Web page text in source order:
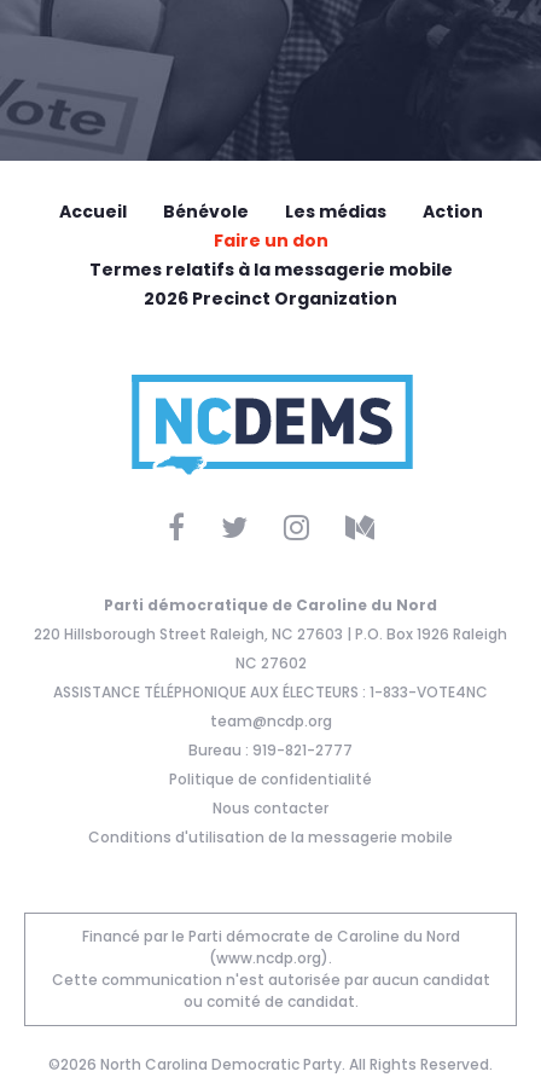
Accueil Bénévole Les médias
Action
Faire un don
Termes relatifs à la messagerie mobile
2026 Precinct Organization
Parti démocratique de Caroline du Nord
220 Hillsborough Street Raleigh, NC 27603 | P.O. Box 1926 Raleigh
NC 27602
ASSISTANCE TÉLÉPHONIQUE AUX ÉLECTEURS : 1-833-VOTE4NC
team@ncdp.org
Bureau : 919-821-2777
Politique de confidentialité
Nous contacter
Conditions d'utilisation de la messagerie mobile
Financé par le Parti démocrate de Caroline du Nord
(www.ncdp.org).
Cette communication n'est autorisée par aucun candidat
ou comité de candidat.
©2026 North Carolina Democratic Party. All Rights Reserved.